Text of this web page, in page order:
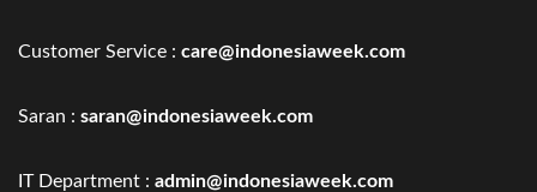
Customer Service : care@indonesiaweek.com
Saran : saran@indonesiaweek.com
IT Department : admin@indonesiaweek.com